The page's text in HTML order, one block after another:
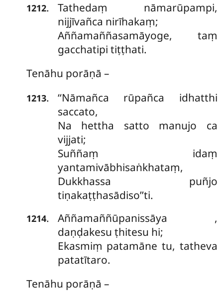
1212.
Tathedaṃ nāmarūpampi,
nijjīvañca nirīhakaṃ;
Aññamaññasamāyoge, taṃ
gacchatipi tiṭṭhati.
Tenāhu porāṇā –
1213. ‘‘Nāmañca rūpañca idhatthi
saccato,
Na hettha satto manujo ca
vijjati;
Suññaṃ idaṃ
yantamivābhisaṅkhataṃ,
Dukkhassa puñjo
tiṇakaṭṭhasādiso’’ti.
1214. Aññamaññūpanissāya ,
daṇḍakesu ṭhitesu hi;
Ekasmiṃ patamāne tu, tatheva
patatītaro.
Tenāhu porāṇā –